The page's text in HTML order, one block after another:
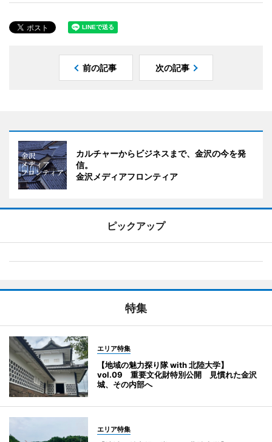
前の記事 次の記事
カルチャーからビジネスまで、金沢の今を発
信。
金沢メディアフロンティア
ピックアップ
特集
エリア特集
【地域の魅力探り隊 with 北陸大学】
vol.09 重要文化財特別公開 見慣れた金沢
城、その内部へ
エリア特集